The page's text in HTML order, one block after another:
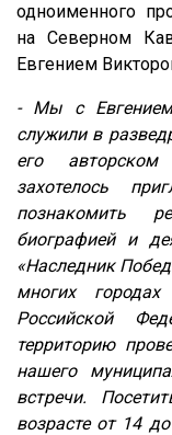
одноименного
на Северном
Евгением
- Мы с Евгением
служили в
его
захотелось
познакомить
биографией и
«Наследник
многих
Российской
территорию
нашего
встречи.
возрасте от 14